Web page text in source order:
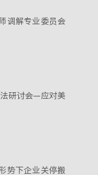
调解专业委员会
研讨会—应对美
势下企业关停搬